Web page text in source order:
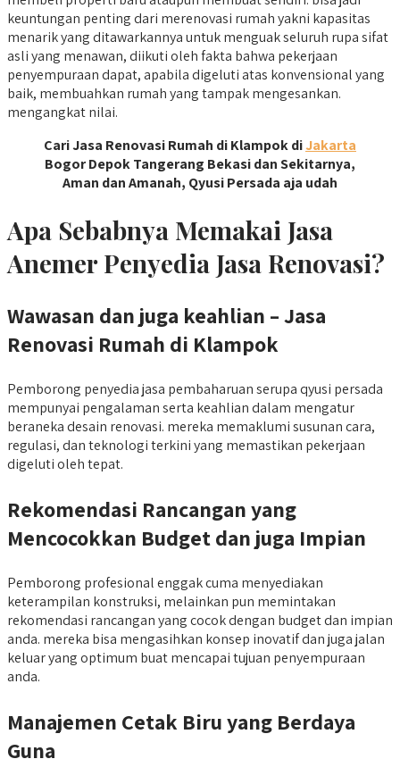
keuntungan penting dari merenovasi rumah yakni kapasitas
menarik yang ditawarkannya untuk menguak seluruh rupa sifat
asli yang menawan, diikuti oleh fakta bahwa pekerjaan
penyempuraan dapat, apabila digeluti atas konvensional yang
baik, membuahkan rumah yang tampak mengesankan.
mengangkat nilai.
Cari Jasa Renovasi Rumah di Klampok diJakarta
Bogor Depok Tangerang Bekasi dan Sekitarnya,
Aman dan Amanah, Qyusi Persada aja udah
Apa Sebabnya Memakai Jasa
Anemer Penyedia Jasa Renovasi?
Wawasan dan juga keahlian – Jasa
Renovasi Rumah di Klampok
Pemborong penyedia jasa pembaharuan serupa qyusi persada
mempunyai pengalaman serta keahlian dalam mengatur
beraneka desain renovasi. mereka memaklumi susunan cara,
regulasi, dan teknologi terkini yang memastikan pekerjaan
digeluti oleh tepat.
Rekomendasi Rancangan yang
Mencocokkan Budget dan juga Impian
Pemborong profesional enggak cuma menyediakan
keterampilan konstruksi, melainkan pun memintakan
rekomendasi rancangan yang cocok dengan budget dan impian
anda. mereka bisa mengasihkan konsep inovatif dan juga jalan
keluar yang optimum buat mencapai tujuan penyempuraan
anda.
Manajemen Cetak Biru yang Berdaya
Guna